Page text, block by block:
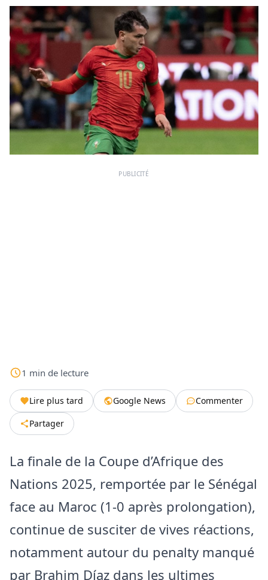
PUBLICITÉ
1 min de lecture
Lire plus tard Google News
Commenter
Partager
La finale de la Coupe d’Afrique des
Nations 2025, remportée par le Sénégal
face au Maroc (1-0 après prolongation),
continue de susciter de vives réactions,
notamment autour du penalty manqué
par Brahim Díaz dans les ultimes